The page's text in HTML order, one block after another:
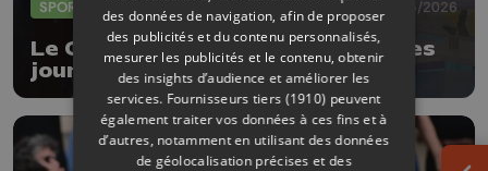
SPORTS 28/05/2026
Le Club Alpin de Liège organise ses
journées portes ouvertes ce
dimanche
des données de navigation, afin de proposer
des publicités et du contenu personnalisés,
mesurer les publicités et le contenu, obtenir
des insights d’audience et améliorer les
services. Fournisseurs tiers (1910) peuvent
également traiter vos données à ces fins et à
d’autres, notamment en utilisant des données
de géolocalisation précises et des